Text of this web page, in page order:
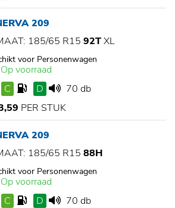
209
185/65 R15 92TXL
voor Personenwagen
Op voorraad
C
D
70 db
PER STUK
209
185/65 R15 88H
voor Personenwagen
Op voorraad
C
D
70 db